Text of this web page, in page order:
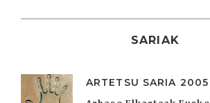
SARIAK
ARTETSU SARIA 2005